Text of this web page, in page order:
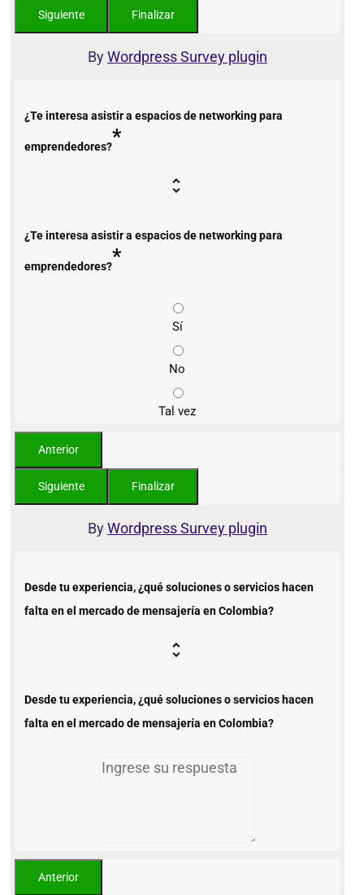
ByWordpress Survey plugin
¿Te interesa asistir a espacios de networking para
emprendedores?*
¿Te interesa asistir a espacios de networking para
emprendedores?*
Sí
No
Tal vez
ByWordpress Survey plugin
Desde tu experiencia, ¿qué soluciones o servicios hacen
falta en el mercado de mensajería en Colombia?
Desde tu experiencia, ¿qué soluciones o servicios hacen
falta en el mercado de mensajería en Colombia?